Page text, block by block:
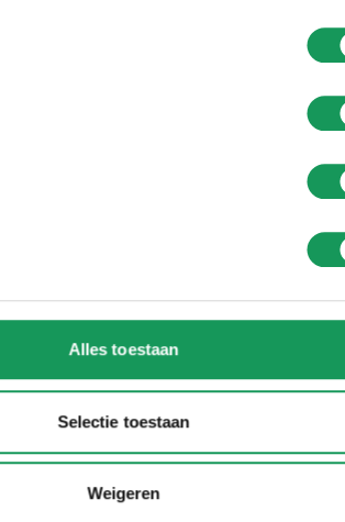
Alles toestaan
Selectie toestaan
Weigeren
grote villa’s, moderne inrichting,
de accommodaties.